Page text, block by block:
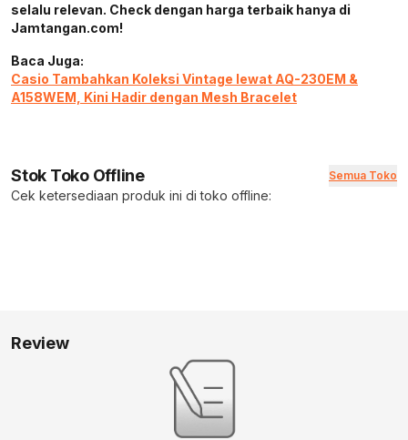
selalu relevan. Check dengan harga terbaik hanya di
Jamtangan.com!
Baca Juga:
Casio Tambahkan Koleksi Vintage lewat AQ-230EM &
A158WEM, Kini Hadir dengan Mesh Bracelet
Stok Toko Offline Semua Toko
Cek ketersediaan produk ini di toko offline:
Review